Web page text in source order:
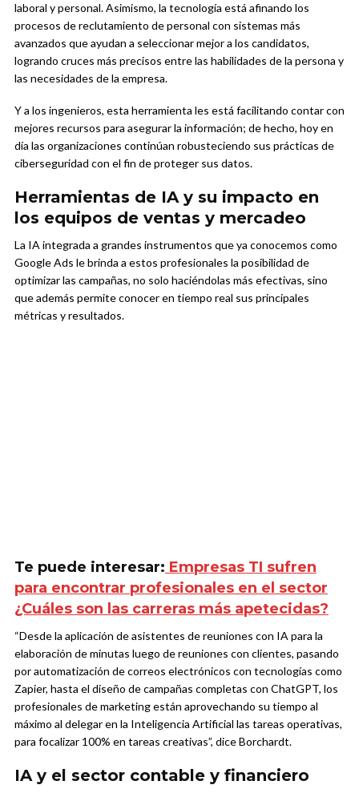
laboral y personal. Asimismo, la tecnología está afinando los
procesos de reclutamiento de personal con sistemas más
avanzados que ayudan a seleccionar mejor a los candidatos,
logrando cruces más precisos entre las habilidades de la persona y
las necesidades de la empresa.
Y a los ingenieros, esta herramienta les está facilitando contar con
mejores recursos para asegurar la información; de hecho, hoy en
día las organizaciones continúan robusteciendo sus prácticas de
ciberseguridad con el fin de proteger sus datos.
Herramientas de IA y su impacto en
los equipos de ventas y mercadeo
La IA integrada a grandes instrumentos que ya conocemos como
Google Ads le brinda a estos profesionales la posibilidad de
optimizar las campañas, no solo haciéndolas más efectivas, sino
que además permite conocer en tiempo real sus principales
métricas y resultados.
Te puede interesar: Empresas TI sufren
para encontrar profesionales en el sector
¿Cuáles son las carreras más apetecidas?
“Desde la aplicación de asistentes de reuniones con IA para la
elaboración de minutas luego de reuniones con clientes, pasando
por automatización de correos electrónicos con tecnologías como
Zapier, hasta el diseño de campañas completas con ChatGPT, los
profesionales de marketing están aprovechando su tiempo al
máximo al delegar en la Inteligencia Artificial las tareas operativas,
para focalizar 100% en tareas creativas”, dice Borchardt.
IA y el sector contable y financiero